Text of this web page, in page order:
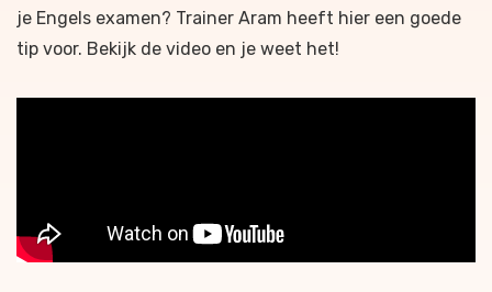
je Engels examen? Trainer Aram heeft hier een goede
tip voor. Bekijk de video en je weet het!